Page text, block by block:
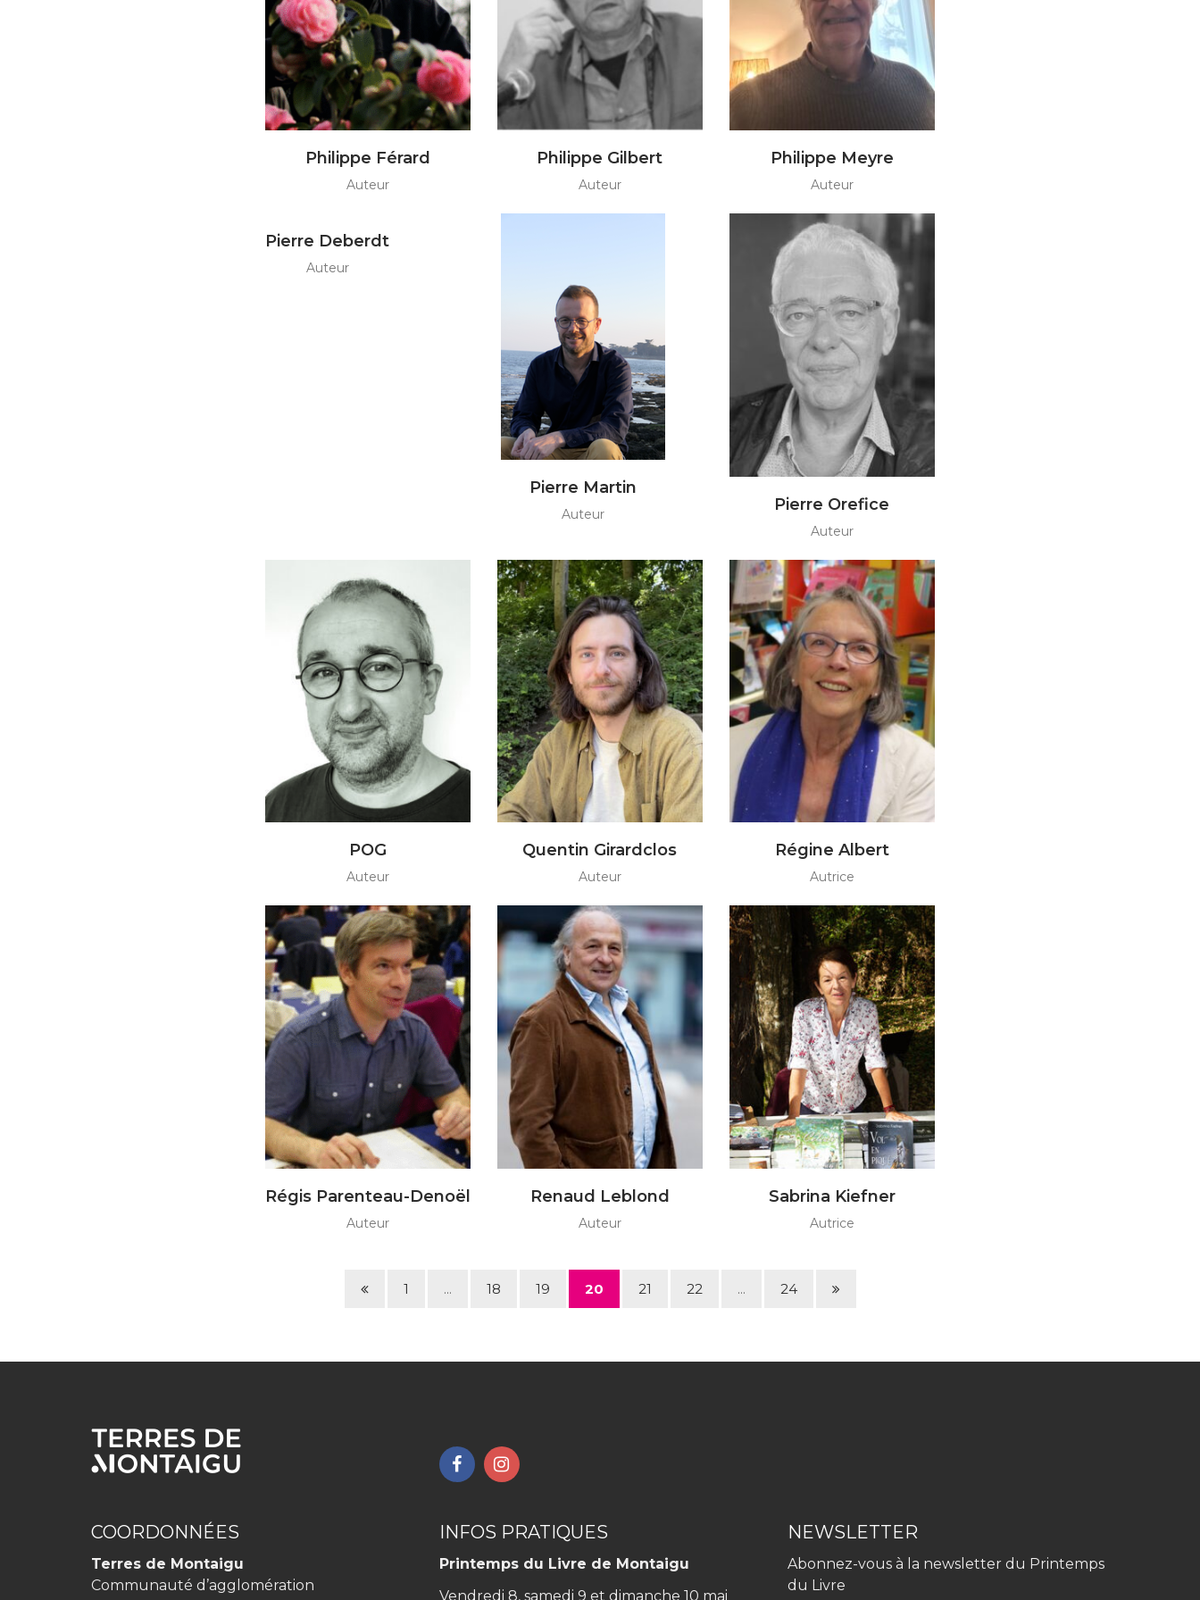
Philippe Férard
Auteur
Philippe Gilbert
Auteur
Philippe Meyre
Auteur
Pierre Deberdt
Auteur
Pierre Martin
Auteur
Pierre Orefice
Auteur
POG
Auteur
Quentin Girardclos
Auteur
Régine Albert
Autrice
Régis Parenteau-Denoël
Auteur
Renaud Leblond
Auteur
Sabrina Kiefner
Autrice
Page 1 ... 18 19 20 21 22 ... 24
Page
Lien
compte
Lien
compte
Instagram
COORDONNÉES
Terres de Montaigu
Communauté d’agglomération
INFOS PRATIQUES
Printemps du Livre de Montaigu
Vendredi 8, samedi 9 et dimanche 10 mai
NEWSLETTER
Abonnez-vous à la newsletter du Printemps
du Livre